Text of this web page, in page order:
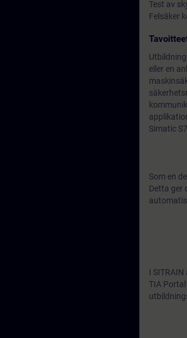
Test av
Felsäker
eller en
Simatic
Som en
Detta ger
I
TIA